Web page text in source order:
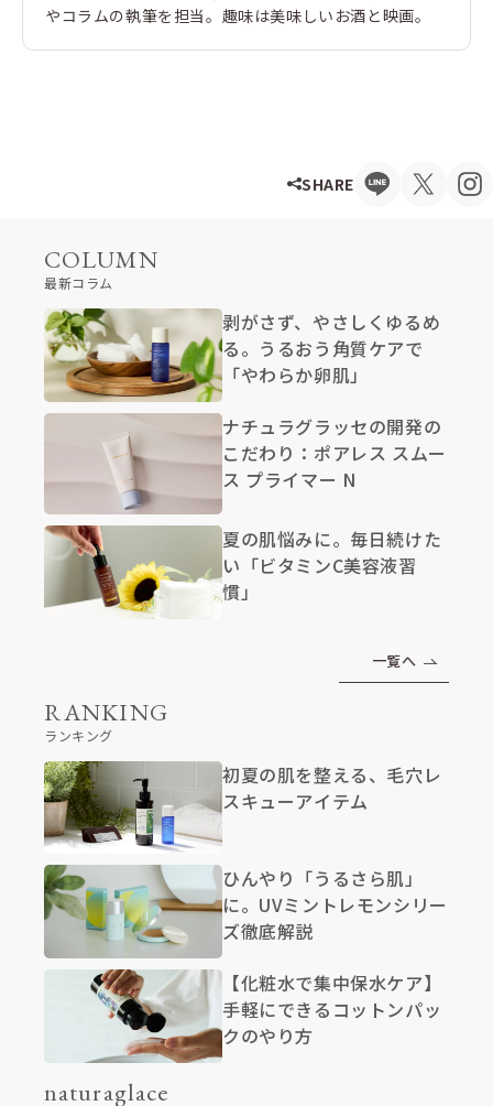
やコラムの執筆を担当。趣味は美味しいお酒と映画。
SHARE
COLUMN
最新コラム
剥がさず、やさしくゆるめ
る。うるおう角質ケアで
「やわらか卵肌」
ナチュラグラッセの開発の
こだわり：ポアレス スムー
ス プライマー N
夏の肌悩みに。毎日続けた
い「ビタミンC美容液習
慣」
一覧へ
RANKING
ランキング
初夏の肌を整える、毛穴レ
スキューアイテム
ひんやり「うるさら肌」
に。UVミントレモンシリー
ズ徹底解説
【化粧水で集中保水ケア】
手軽にできるコットンパッ
クのやり方
naturaglace